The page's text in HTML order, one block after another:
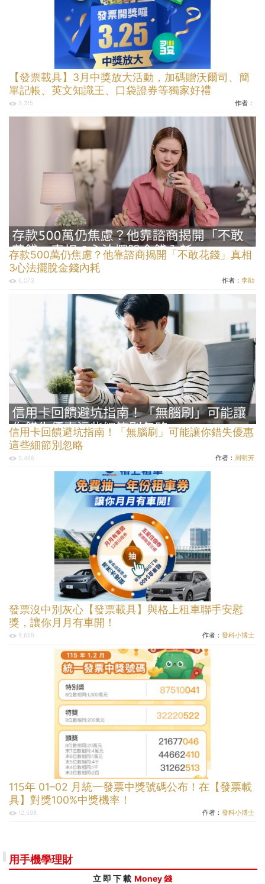
【發票載具】3月中獎放大活動，加碼贈沃爾司、簡
單記帳、英文知識王、口袋證券等獨家好禮
9,315 作者：
存款500萬仍焦慮？他靠諮商揭開「不敢花錢」真相
3心法擺脫金錢內耗
6,073 作者： 李勛
信用卡回饋避坑指南！「無腦刷」可能讓你錯失優惠
這些細節別忽略
9,466 作者： 周明芳
發票沒中別灰心【發票載具】與格上租車聯手安慰
獎，讓你月月有車開！
9,669 作者： 發科小博士
115年 01–02 月統一發票中獎號碼公布！在【發票載
具】對獎100%中獎機率！
12,598 作者： 發科小博士
用手機學理財
立 即 下 載 Money 錢